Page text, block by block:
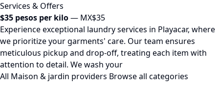
Services & Offers
$35 pesos per kilo— MX$35
Experience exceptional laundry services in Playacar, where
we prioritize your garments' care. Our team ensures
meticulous pickup and drop-off, treating each item with
attention to detail. We wash your
All Maison & jardin providers Browse all categories